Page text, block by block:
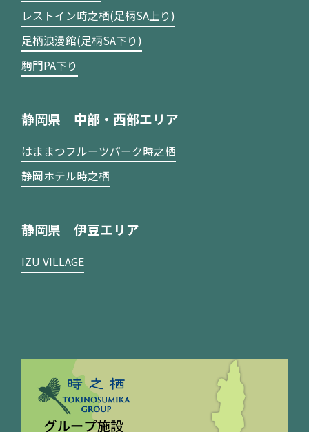
レストイン時之栖(足柄SA上り)
足柄浪漫館(足柄SA下り)
駒門PA下り
静岡県 中部・西部エリア
はままつフルーツパーク時之栖
静岡ホテル時之栖
静岡県 伊豆エリア
IZU VILLAGE